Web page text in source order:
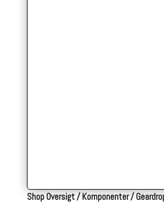
Shop Oversigt/Komponenter/